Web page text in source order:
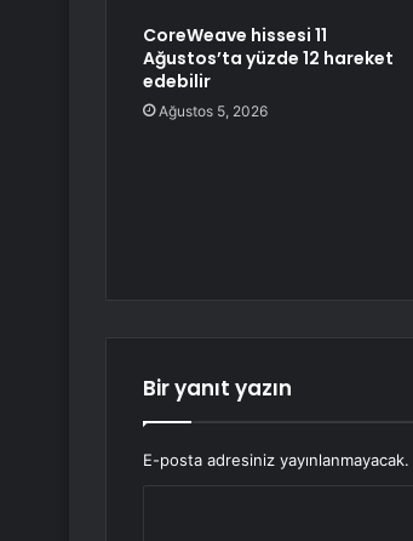
CoreWeave hissesi 11
Ağustos’ta yüzde 12 hareket
edebilir
Ağustos 5, 2026
Bir yanıt yazın
E-posta adresiniz yayınlanmayacak.